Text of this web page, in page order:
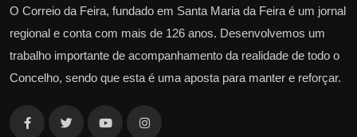
O Correio da Feira, fundado em Santa Maria da Feira é um jornal
regional e conta com mais de 126 anos. Desenvolvemos um
trabalho importante de acompanhamento da realidade de todo o
Concelho, sendo que esta é uma aposta para manter e reforçar.